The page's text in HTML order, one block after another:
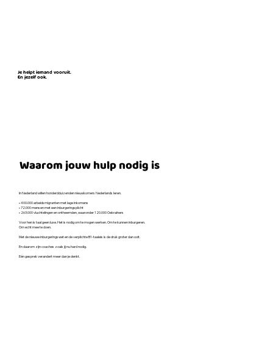
Je helpt iemand vooruit.
En jezelf ook.
Waarom jouw hulp nodig is
In Nederland willen honderdduizenden nieuwkomers Nederlands leren.
• 400.000 arbeidsmigranten met lage inkomens
• 72.000 mensen met een inburgeringsplicht
• 263.000 vluchtelingen en ontheemden, waaronder 120.000 Oekraïners
Voor hen is taal geen luxe. Het is nodig om te mogen werken. Om te kunnen inburgeren.
Om echt mee te doen.
Met de nieuwe inburgeringswet en de verplichte B1‑taaleis is de druk groter dan ooit.
En daarom zijn coaches zoals jij nu hard nodig.
Eén gesprek verandert meer dan je denkt.